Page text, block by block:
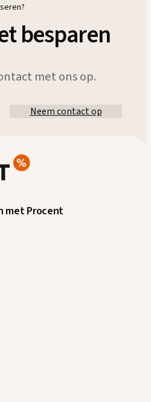
besparen
met ons op.
Neem contact op
met Procent